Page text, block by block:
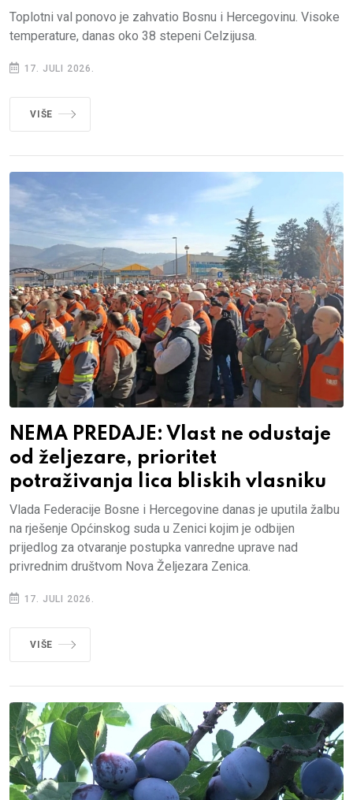
Toplotni val ponovo je zahvatio Bosnu i Hercegovinu. Visoke
temperature, danas oko 38 stepeni Celzijusa.
17. JULI 2026.
VIŠE
NEMA PREDAJE: Vlast ne odustaje
od željezare, prioritet
potraživanja lica bliskih vlasniku
Vlada Federacije Bosne i Hercegovine danas je uputila žalbu
na rješenje Općinskog suda u Zenici kojim je odbijen
prijedlog za otvaranje postupka vanredne uprave nad
privrednim društvom Nova Željezara Zenica.
17. JULI 2026.
VIŠE